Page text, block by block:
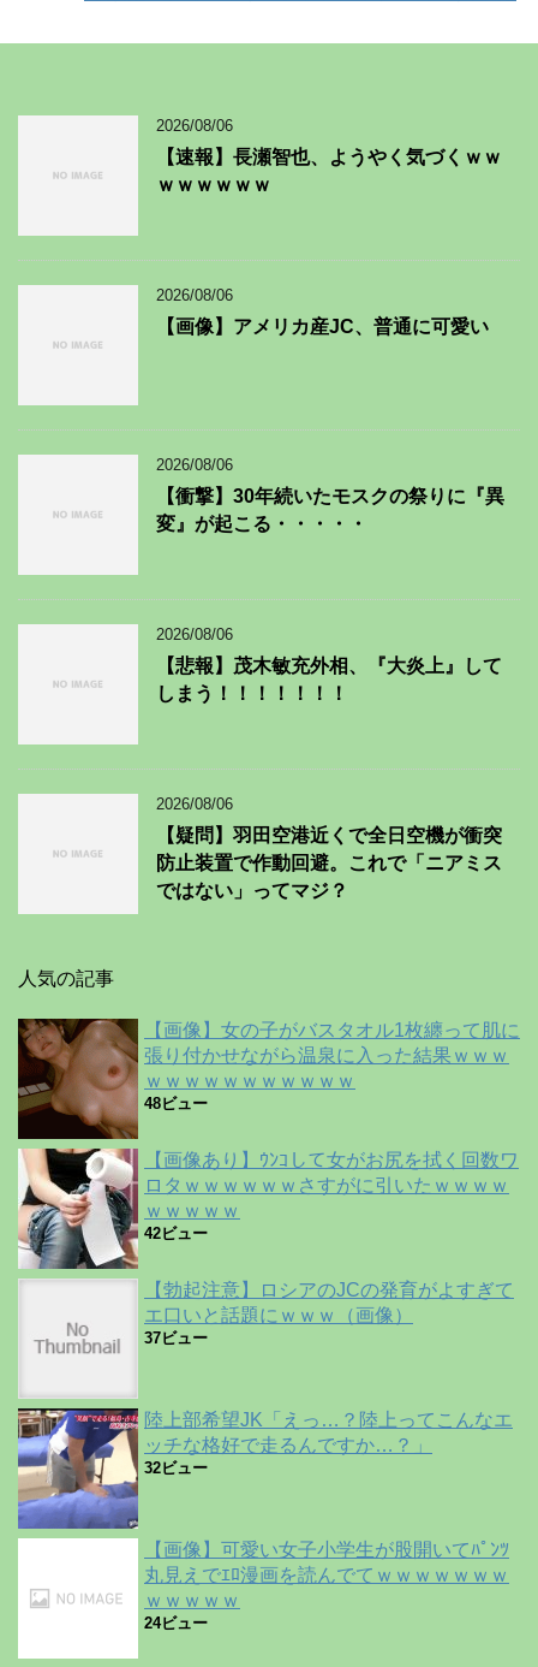
2026/08/06
【速報】長瀬智也、ようやく気づくｗｗ
ｗｗｗｗｗｗ
2026/08/06
【画像】アメリカ産JC、普通に可愛い
2026/08/06
【衝撃】30年続いたモスクの祭りに『異
変』が起こる・・・・・
2026/08/06
【悲報】茂木敏充外相、『大炎上』して
しまう！！！！！！！
2026/08/06
【疑問】羽田空港近くで全日空機が衝突
防止装置で作動回避。これで「ニアミス
ではない」ってマジ？
人気の記事
【画像】女の子がバスタオル1枚纏って肌に
張り付かせながら温泉に入った結果ｗｗｗ
ｗｗｗｗｗｗｗｗｗｗｗ
48ビュー
【画像あり】ｳﾝｺして女がお尻を拭く回数ワ
ロタｗｗｗｗｗｗさすがに引いたｗｗｗｗ
ｗｗｗｗｗ
42ビュー
【勃起注意】ロシアのJCの発育がよすぎて
エ口いと話題にｗｗｗ（画像）
37ビュー
陸上部希望JK「えっ…？陸上ってこんなエ
ッチな格好で走るんですか…？」
32ビュー
【画像】可愛い女子小学生が股開いてﾊﾟﾝﾂ
丸見えでｴﾛ漫画を読んでてｗｗｗｗｗｗｗ
ｗｗｗｗｗ
24ビュー